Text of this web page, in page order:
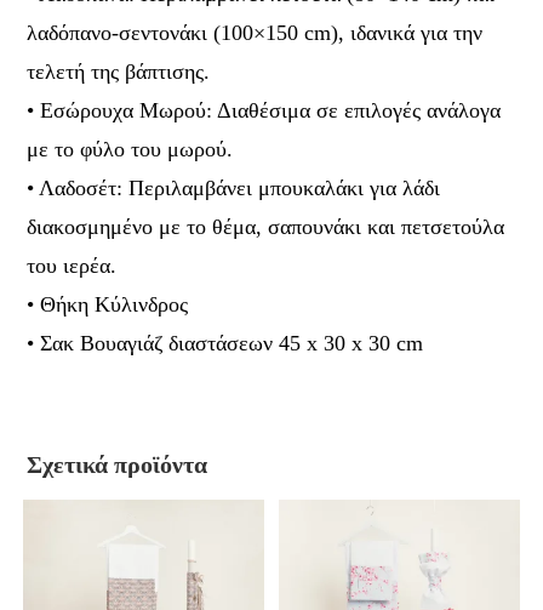
λαδόπανο-σεντονάκι (100×150 cm), ιδανικά για την
τελετή της βάπτισης.
• Εσώρουχα Μωρού: Διαθέσιμα σε επιλογές ανάλογα
με το φύλο του μωρού.
• Λαδοσέτ: Περιλαμβάνει μπουκαλάκι για λάδι
διακοσμημένο με το θέμα, σαπουνάκι και πετσετούλα
του ιερέα.
• Θήκη Κύλινδρος
• Σακ Βουαγιάζ διαστάσεων 45 x 30 x 30 cm
Σχετικά προϊόντα